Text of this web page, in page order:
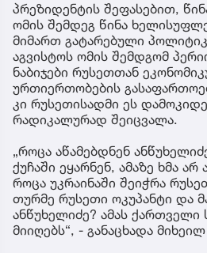
პრეზიდენტის შეფასებით,
ომის შემდეგ წინა
მიმართ გატარებული
აგვისტოს ომის შემდგომ
ნაბიჯები რუსეთთან
ურთიერთობების
კი რუსეთისადმი ეს
რადიკალურად შეიცვალა.
„როცა აწამებდნენ
ქუჩაში ეყარნენ, ამაზე ხმა
როცა უკრაინაში შეიჭრა
თურმე რუსეთი ოკუპანტი და
ანწუხელიძე? ამას ქართველი
მიიღებს“, - განაცხადა